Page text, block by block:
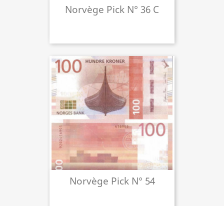
Norvège Pick N° 36 C
Norvège Pick N° 54